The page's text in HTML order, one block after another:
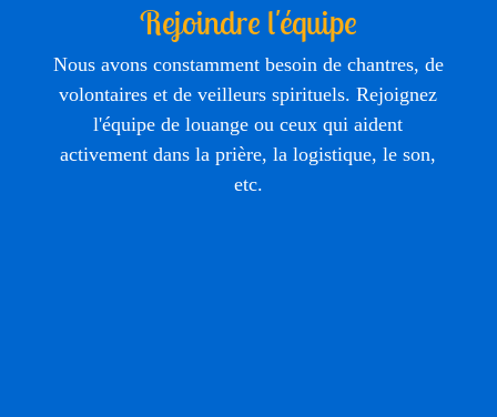
Rejoindre l'équipe
Nous avons constamment besoin de chantres, de
volontaires et de veilleurs spirituels. Rejoignez
l'équipe de louange ou ceux qui aident
activement dans la prière, la logistique, le son,
etc.